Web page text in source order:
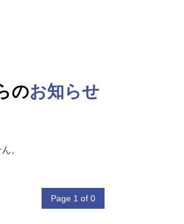
のお知らせ
。
Page 1 of 0